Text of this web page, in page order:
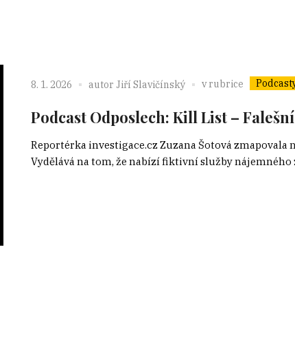
8. 1. 2026 autor Jiří Slavičínský v rubrice
Podcast Odposlech: Kill List –
Reportérka ⁠investigace.cz⁠ Zuzana Šotová
Vydělává na tom, že nabízí fiktivní služby